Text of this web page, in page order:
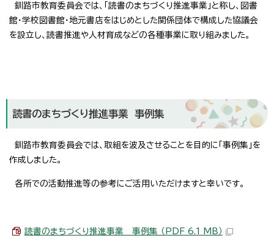
釧路市教育委員会では、「読書のまちづくり推進事業」と称し、図書
館・学校図書館・地元書店をはじめとした関係団体で構成した協議会
を設立し、読書推進や人材育成などの各種事業に取り組みました。
読書のまちづくり推進事業 事例集
釧路市教育委員会では、取組を波及させることを目的に「事例集」を
作成しました。
各所での活動推進等の参考にご活用いただけますと幸いです。
読書のまちづくり推進事業 事例集 （PDF 6.1 MB）